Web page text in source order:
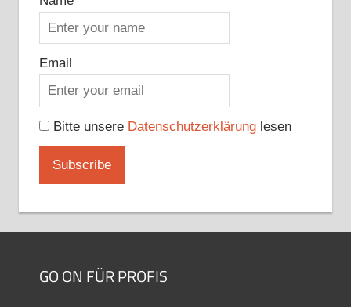
Email
Bitte unsere Datenschutzerklärunglesen
GO ON FÜR PROFIS